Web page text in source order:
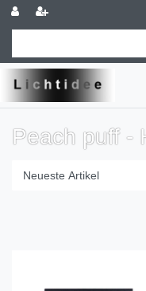
Peach puff -